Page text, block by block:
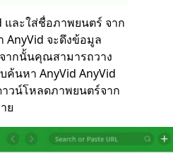
และใส่ชื่อภาพยนตร์ จาก
จะดึงข้อมูล
กนั้นคุณสามารถวาง
นหา AnyVid AnyVid
วน์โหลดภาพยนตร์จาก
ย